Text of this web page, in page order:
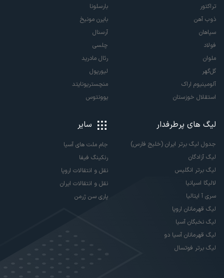
تراکتور
ذوب آهن
سپاهان
فولاد
ملوان
گل‌گهر
آلومینیوم اراک
استقلال خوزستان
بارسلونا
بایرن مونیخ
آرسنال
چلسی
رئال مادرید
لیورپول
منچستریونایتد
یوونتوس
لیگ های پرطرفدار
جدول لیگ برتر ایران (خلیج فارس)
لیگ آزادگان
لیگ برتر انگلیس
لالیگا اسپانیا
سری آ ایتالیا
لیگ قهرمانان اروپا
لیگ نخبگان آسیا
لیگ قهرمانان آسیا دو
لیگ برتر فوتسال
سایر
جام ملت های آسیا
رنکینگ فیفا
نقل و انتقالات اروپا
نقل و انتقالات ایران
پاری سن ژرمن